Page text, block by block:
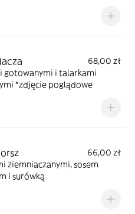
68,00 zł
gotowanymi i talarkami
ziemniaczanymi *zdjęcie poglądowe
66,00 zł
ziemniaczanymi, sosem
i surówką